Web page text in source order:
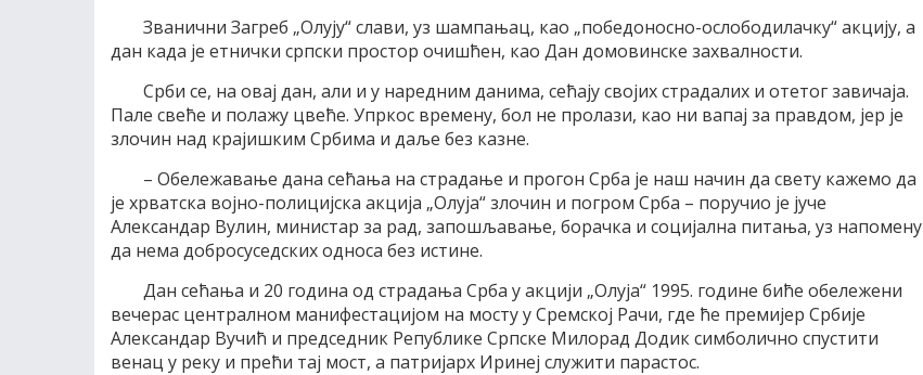
Званични Загреб „Олују“ слави, уз шампањац, као „победоносно-ослободилачку“ акцију, а
дан када је етнички српски простор очишћен, као Дан домовинске захвалности.
Срби се, на овај дан, али и у наредним данима, сећају својих страдалих и отетог завичаја.
Пале свеће и полажу цвеће. Упркос времену, бол не пролази, као ни вапај за правдом, јер је
злочин над крајишким Србима и даље без казне.
– Обележавање дана сећања на страдање и прогон Срба је наш начин да свету кажемо да
је хрватска војно-полицијска акција „Олуја“ злочин и погром Срба – поручио је јуче
Александар Вулин, министар за рад, запошљавање, борачка и социјална питања, уз напомену
да нема добросуседских односа без истине.
Дан сећања и 20 година од страдања Срба у акцији „Олуја“ 1995. године биће обележени
вечерас централном манифестацијом на мосту у Сремској Рачи, где ће премијер Србије
Александар Вучић и председник Републике Српске Милорад Додик симболично спустити
венац у реку и прећи тај мост, а патријарх Иринеј служити парастос.